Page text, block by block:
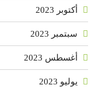
أكتوبر 2023
سبتمبر 2023
أغسطس 2023
يوليو 2023